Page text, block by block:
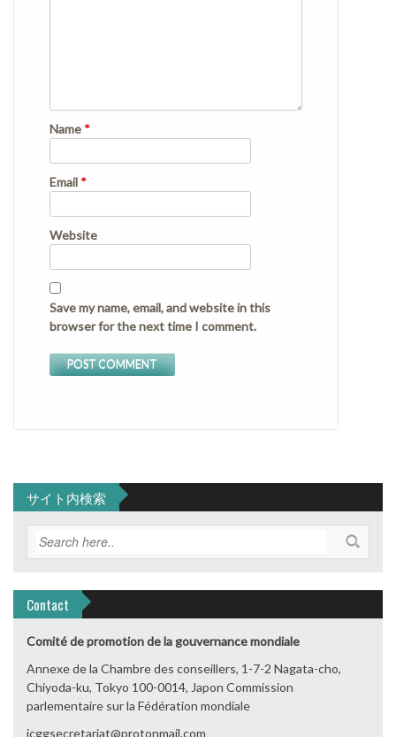
Name *
Email *
Website
Save my name, email, and website in this
browser for the next time I comment.
サイト内検索
Contact
Comité de promotion de la gouvernance mondiale
Annexe de la Chambre des conseillers, 1-7-2 Nagata-cho,
Chiyoda-ku, Tokyo 100-0014, Japon Commission
parlementaire sur la Fédération mondiale
jcggsecretariat@protonmail.com